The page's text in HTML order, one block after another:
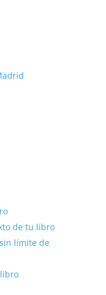
de tu libro
límite de